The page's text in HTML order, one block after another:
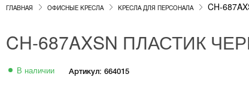
ГЛАВНАЯ ОФИСНЫЕ КРЕСЛА КРЕСЛА ДЛЯ ПЕРСОНАЛА CH-
CH-687AXSN ПЛАСТИК
В наличии Артикул: 664015